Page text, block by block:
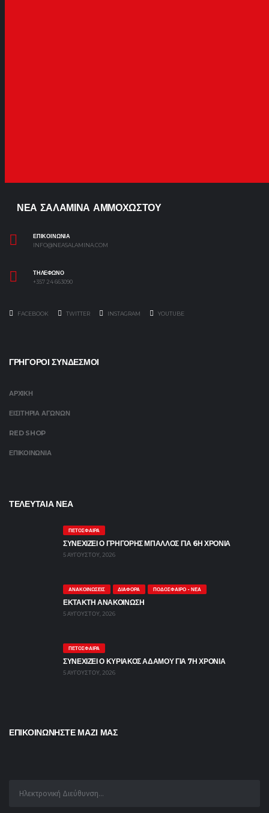
ΝΕΑ ΣΑΛΑΜΙΝΑ ΑΜΜΟΧΩΣΤΟΥ
ΕΠΙΚΟΙΝΩΝΙΑ
INFO@NEASALAMINA.COM
ΤΗΛΕΦΩΝΟ
+357 24 663090
FACEBOOK TWITTER INSTAGRAM YOUTUBE
ΓΡΗΓΟΡΟΙ ΣΥΝΔΕΣΜΟΙ
ΑΡΧΙΚΗ
ΕΙΣΙΤΗΡΙΑ ΑΓΩΝΩΝ
RED SHOP
ΕΠΙΚΟΙΝΩΝΙΑ
ΤΕΛΕΥΤΑΙΑ ΝΕΑ
ΠΕΤΌΣΦΑΙΡΑ
ΣΥΝΕΧΙΖΕΙ Ο ΓΡΗΓΟΡΗΣ ΜΠΑΛΛΟΣ ΓΙΑ 6Η ΧΡΟΝΙΑ
5 ΑΥΓΟΎΣΤΟΥ, 2026
ΑΝΑΚΟΙΝΏΣΕΙΣ ΔΙΆΦΟΡΑ ΠΟΔΌΣΦΑΙΡΟ - ΝΈΑ
ΕΚΤΑΚΤΗ ΑΝΑΚΟΙΝΩΣΗ
5 ΑΥΓΟΎΣΤΟΥ, 2026
ΠΕΤΌΣΦΑΙΡΑ
ΣΥΝΕΧΙΖΕΙ Ο ΚΥΡΙΑΚΟΣ ΑΔΑΜΟΥ ΓΙΑ 7Η ΧΡΟΝΙΑ
5 ΑΥΓΟΎΣΤΟΥ, 2026
ΕΠΙΚΟΙΝΩΝΗΣΤΕ ΜΑΖΙ ΜΑΣ